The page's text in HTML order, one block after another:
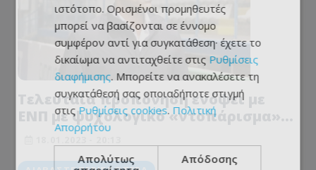
Τελευταία προπόνηση ενόψει με
ΕΝΠ με ψυχολογικό «ντοπάρισμα»
από Ανδρέα Σάντη (ΦΩΤΟΓΡΑΦΙΕΣ)
ιστότοπο. Ορισμένοι προμηθευτές
μπορεί να βασίζονται σε έννομο
συμφέρον αντί για συγκατάθεση· έχετε το
δικαίωμα να αντιταχθείτε στις Ρυθμίσεις
διαφήμισης. Μπορείτε να ανακαλέσετε τη
συγκατάθεσή σας οποιαδήποτε στιγμή
στις Ρυθμίσεις cookies. Πολιτική
Απορρήτου
Απολύτως
Απόδοσης